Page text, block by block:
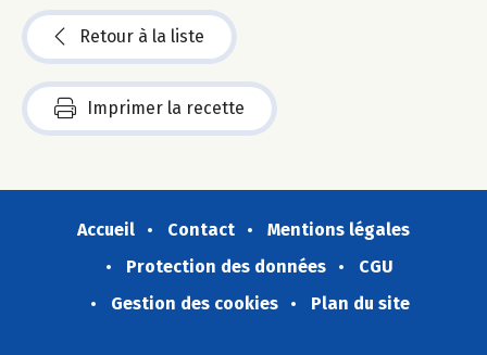
Retour à la liste
Imprimer la recette
Accueil Contact
Mentions légales
Protection des données
CGU
Gestion des cookies
Plan du site